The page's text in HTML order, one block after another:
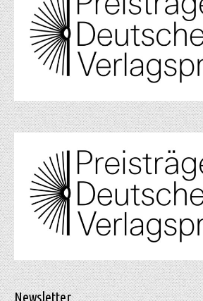
Newsletter